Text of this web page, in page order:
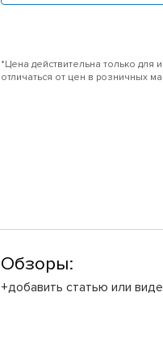
*Цена действительна только для
отличаться от цен в розничных
Обзоры:
+добавить статью или